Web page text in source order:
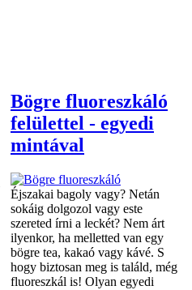
Bögre fluoreszkáló
felülettel - egyedi
mintával
Éjszakai bagoly vagy? Netán
sokáig dolgozol vagy este
szereted írni a leckét? Nem árt
ilyenkor, ha melletted van egy
bögre tea, kakaó vagy kávé. S
hogy biztosan meg is találd, még
fluoreszkál is! Olyan egyedi